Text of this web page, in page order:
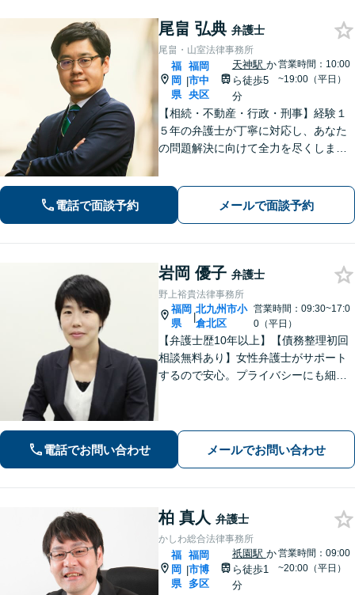
尾畠 弘典 弁護士
尾畠・山室法律事務所
福
岡
県
|
福岡
市中
央区
天神駅 か
ら徒歩5
分
営業時間：10:00
~19:00（平日）
【相続・不動産・行政・刑事】経験１
５年の弁護士が丁寧に対応し、あなた
の問題解決に向けて全力を尽くしま
電話で面談予約 メールで面談予約
岩岡 優子 弁護士
野上裕貴法律事務所
福岡
県
|
北九州市小
倉北区
営業時間：09:30~17:0
0（平日）
【弁護士歴10年以上】【債務整理初回
相談無料あり】女性弁護士がサポート
するので安心。プライバシーにも細心
い。【完全個室で相談】【駐車場あ
り】
電話でお問い合わせ メールでお問い合わせ
柏 真人 弁護士
かしわ総合法律事務所
福
岡
県
|
福岡
市博
多区
祇園駅 か
ら徒歩1
分
営業時間：09:00
~20:00（平日）